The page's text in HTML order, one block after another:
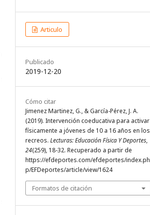
Articulo
Publicado
2019-12-20
Cómo citar
Jimenez Martinez, G., & García-Pérez, J. A.
(2019). Intervención coeducativa para activar
físicamente a jóvenes de 10 a 16 años en los
recreos. Lecturas: Educación Física Y Deportes,
24(259), 18-32. Recuperado a partir de
https://efdeportes.com/efdeportes/index.ph
p/EFDeportes/article/view/1624
Formatos de citación